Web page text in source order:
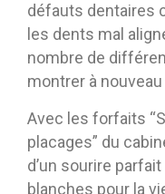
défauts dentaires
les dents mal
nombre de
montrer à
Avec les forfaits
placages” du
d’un sourire
blanches pour la